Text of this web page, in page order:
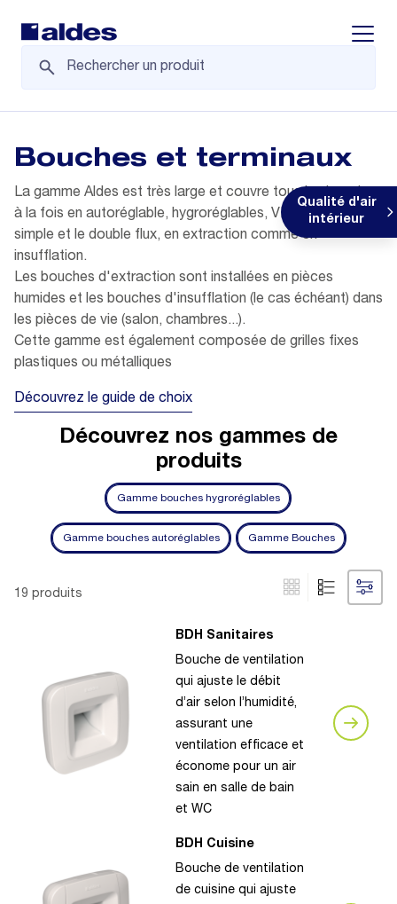
Qualité d'air
intérieur
Bouches et terminaux
La gamme Aldes est très large et couvre tous les besoins,
à la fois en autoréglable, hygroréglables, VMC gaz, pour le
simple et le double flux, en extraction comme en
insufflation.
Les bouches d'extraction sont installées en pièces
humides et les bouches d'insufflation (le cas échéant) dans
les pièces de vie (salon, chambres...).
Cette gamme est également composée de grilles fixes
plastiques ou métalliques
Découvrez le guide de choix
Découvrez nos gammes de
produits
Gamme bouches hygroréglables
Gamme bouches autoréglables Gamme Bouches
19 produits
BDH Sanitaires
Bouche de ventilation
qui ajuste le débit
d’air selon l’humidité,
assurant une
ventilation efficace et
économe pour un air
sain en salle de bain
et WC
BDH Cuisine
Bouche de ventilation
de cuisine qui ajuste